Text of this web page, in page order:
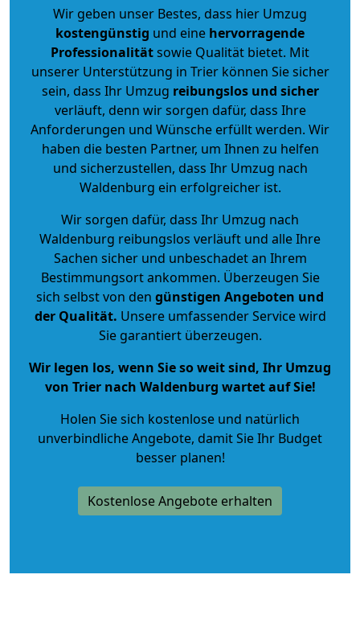
Wir geben unser Bestes, dass hier Umzug
kostengünstig und eine hervorragende
Professionalitätsowie Qualität bietet. Mit
unserer Unterstützung in Trier können Sie sicher
sein, dass Ihr Umzug reibungslos und sicher
verläuft, denn wir sorgen dafür, dass Ihre
Anforderungen und Wünsche erfüllt werden. Wir
haben die besten Partner, um Ihnen zu helfen
und sicherzustellen, dass Ihr Umzug nach
Waldenburg ein erfolgreicher ist.
Wir sorgen dafür, dass Ihr Umzug nach
Waldenburg reibungslos verläuft und alle Ihre
Sachen sicher und unbeschadet an Ihrem
Bestimmungsort ankommen. Überzeugen Sie
sich selbst von den günstigen Angeboten und
der Qualität. Unsere umfassender Service wird
Sie garantiert überzeugen.
Wir legen los, wenn Sie so weit sind, Ihr Umzug
von Trier nach Waldenburg wartet auf Sie!
Holen Sie sich kostenlose und natürlich
unverbindliche Angebote, damit Sie Ihr Budget
besser planen!
Kostenlose Angebote erhalten